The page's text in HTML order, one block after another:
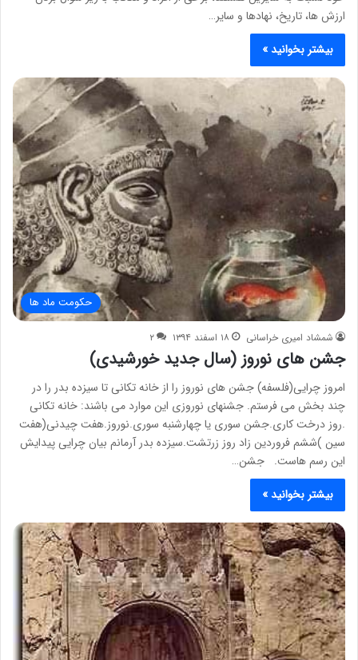
ارزش ها، تاریخ، نهادها و سایر…
بیشتر بخوانید »
حکومت ماد ها
شمشاد امیری خراسانی ۱۸ اسفند ۱۳۹۴ ۲
جشن های نوروز (سال جدید خورشیدی)
امروز چرایی(فلسفه) جشن های نوروز را از خانه تکانی تا سیزده بدر را در
چند بخش می فرستم. جشنهای نوروزی این موارد می باشند: خانه تکانی
.روز درخت کاری.جشن سوری یا چهارشنبه سوری.نوروز.هفت چیدنی(هفت
سین )ششم فروردین زاد روز زرتشت.سیزده بدر آرمانم بیان چرایی پیدایش
این رسم هاست. جشن…
بیشتر بخوانید »